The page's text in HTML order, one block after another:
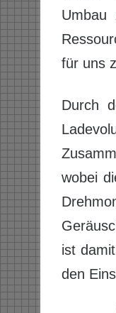
Umbau
für uns
Durch
wobei
ist
den